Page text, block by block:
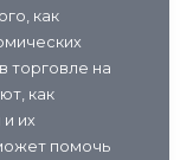
как
торговле на
как
их
помочь